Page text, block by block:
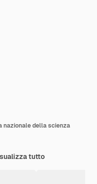
nazionale della scienza
tutto